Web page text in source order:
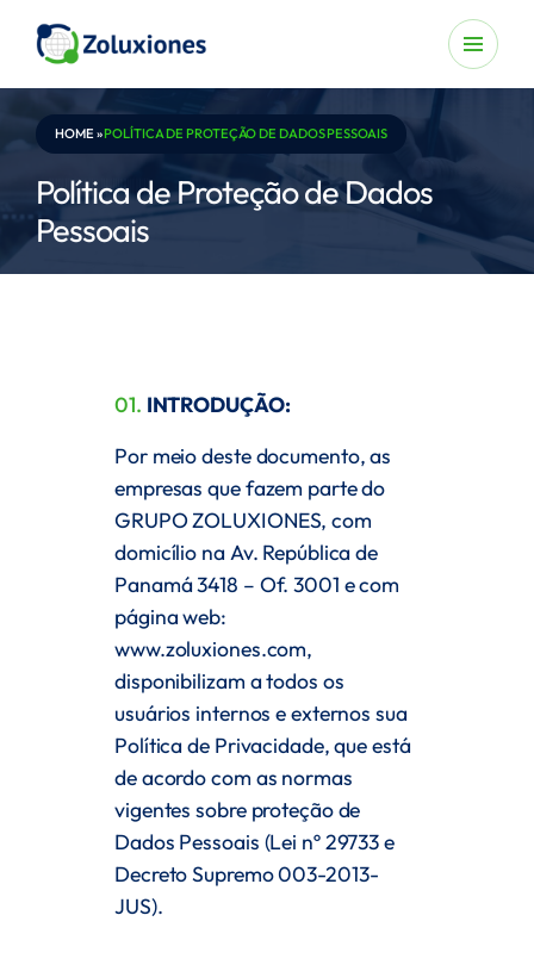
HOME»POLÍTICA DE PROTEÇÃO DE DADOS PESSOAIS
Política de Proteção de Dados
Pessoais
01. INTRODUÇÃO:
Por meio deste documento, as
empresas que fazem parte do
GRUPO ZOLUXIONES, com
domicílio na Av. República de
Panamá 3418 – Of. 3001 e com
página web:
www.zoluxiones.com,
disponibilizam a todos os
usuários internos e externos sua
Política de Privacidade, que está
de acordo com as normas
vigentes sobre proteção de
Dados Pessoais (Lei nº 29733 e
Decreto Supremo 003-2013-
JUS).